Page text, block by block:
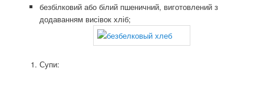
безбілковий або білий пшеничний, виготовлений з
додаванням висівок хліб;
Супи: